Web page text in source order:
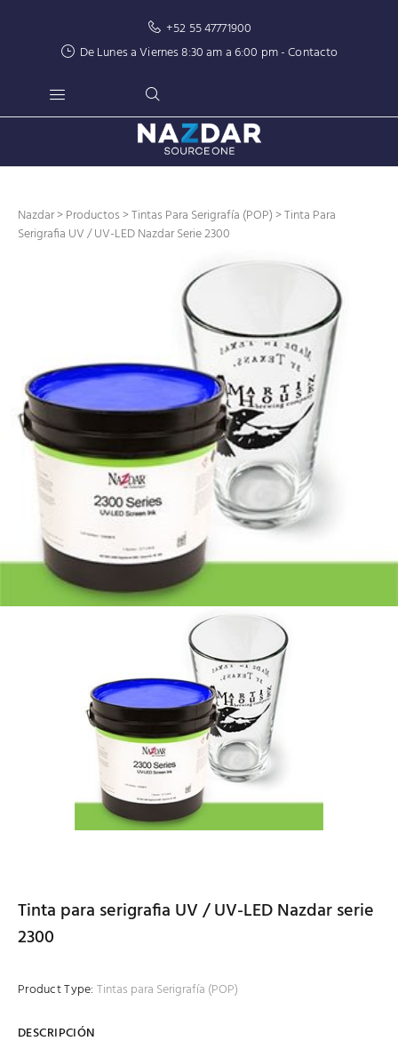
+52 55 47771900
De Lunes a Viernes 8:30 am a 6:00 pm -Contacto
Nazdar>Productos>Tintas Para Serigrafía (POP)> Tinta Para
Serigrafia UV / UV-LED Nazdar Serie 2300
Tinta para serigrafia UV / UV-LED Nazdar serie
2300
Product Type: Tintas para Serigrafía (POP)
DESCRIPCIÓN